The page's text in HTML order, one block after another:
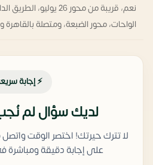
نعم، قريبة من محور 26
الواحات، محور الضبعة، ومتصلة بالقاهرة و6 أكتوبر والمطار الجديد.
⚡ إجابة
لديك سؤال لم
لا تترك حيرتك! اختصر الوقت
على إجابة دقيقة